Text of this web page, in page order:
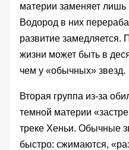
материи заменяет лишь
Водород в них
развитие замедляется.
жизни может быть в
чем у «обычных» звезд.
Вторая группа из-за
темной материи
треке Хеньи. Обычные
быстро: сжимаются,